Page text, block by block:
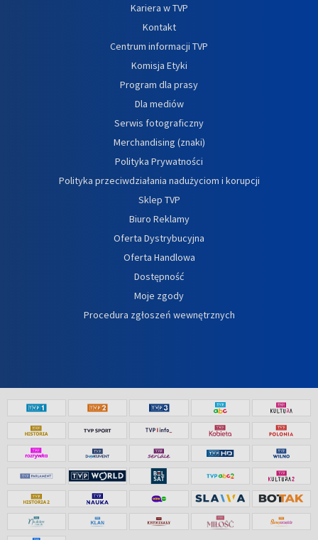
Kariera w TVP
Kontakt
Centrum informacji TVP
Komisja Etyki
Program dla prasy
Dla mediów
Serwis fotograficzny
Merchandising (znaki)
Polityka Prywatności
Polityka przeciwdziałania nadużyciom i korupcji
Sklep TVP
Biuro Reklamy
Oferta Dystrybucyjna
Oferta Handlowa
Dostępność
Moje zgody
Procedura zgłoszeń wewnętrznych